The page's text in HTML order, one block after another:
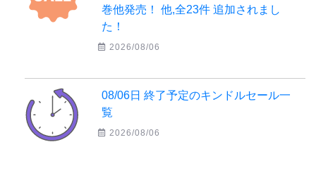
巻他発売！ 他,全23件 追加されまし
た！
2026/08/06
08/06日 終了予定のキンドルセール一
覧
2026/08/06